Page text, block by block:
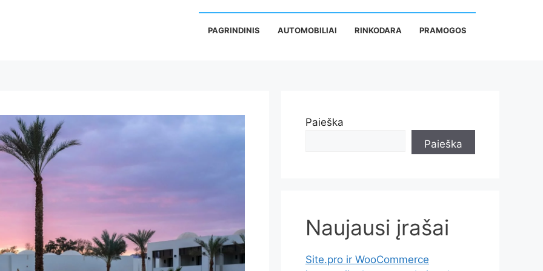
PAGRINDINIS AUTOMOBILIAI RINKODARA PRAMOGOS
Paieška
Paieška
Naujausi įrašai
Site.pro ir WooCommerce